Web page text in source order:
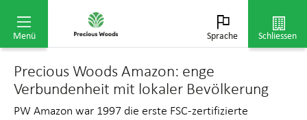
Menü Sprache Schliessen
COP26 in Glasgow durch diverse multinationale
Initiativen bestärkt.
Precious Woods Amazon: enge
Verbundenheit mit lokaler Bevölkerung
PW Amazon war 1997 die erste FSC-zertifizierte